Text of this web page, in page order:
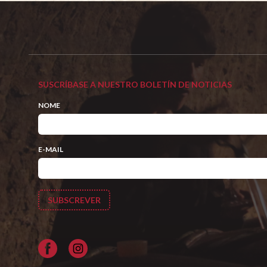
SUSCRÍBASE A NUESTRO BOLETÍN DE NOTICIAS
NOME
E-MAIL
Facebook